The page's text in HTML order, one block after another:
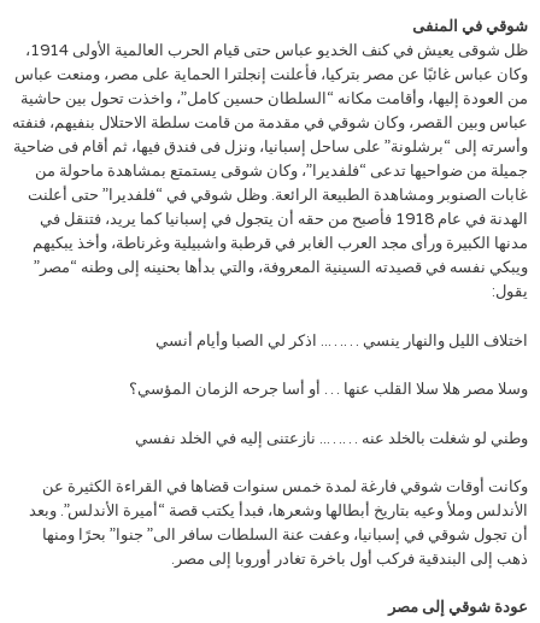
شوقي في المنفى
ظل شوقى يعيش في كنف الخديو عباس حتى قيام الحرب العالمية الأولى 1914،
وكان عباس غائبًا عن مصر بتركيا، فأعلنت إنجلترا الحماية على مصر، ومنعت عباس
من العودة إليها، وأقامت مكانه “السلطان حسين كامل”، واخذت تحول بين حاشية
عباس وبين القصر، وكان شوقي في مقدمة من قامت سلطة الاحتلال بنفيهم، فنفته
وأسرته إلى “برشلونة” على ساحل إسبانيا، ونزل فى فندق فيها، ثم أقام فى ضاحية
جميلة من ضواحيها تدعى “فلفديرا”، وكان شوقى يستمتع بمشاهدة ماحولة من
غابات الصنوبر ومشاهدة الطبيعة الرائعة. وظل شوقي في “فلفديرا” حتى أعلنت
الهدنة في عام 1918 فأصبح من حقه أن يتجول في إسبانيا كما يريد، فتنقل في
مدنها الكبيرة ورأى مجد العرب الغابر في قرطبة واشبيلية وغرناطة، وأخذ يبكيهم
ويبكي نفسه في قصيدته السينية المعروفة، والتي بدأها بحنينه إلى وطنه “مصر”
يقول:
اختلاف الليل والنهار ينسي …….. اذكر لي الصبا وأيام أنسي
وسلا مصر هلا سلا القلب عنها … أو أسا جرحه الزمان المؤسي؟
وطني لو شغلت بالخلد عنه …….. نازعتنى إليه في الخلد نفسي
وكانت أوقات شوقي فارغة لمدة خمس سنوات قضاها في القراءة الكثيرة عن
الأندلس وملأ وعيه بتاريخ أبطالها وشعرها، فبدأ يكتب قصة “أميرة الأندلس”. وبعد
أن تجول شوقي في إسبانيا، وعفت عنة السلطات سافر الى” جنوا” بحرًا ومنها
ذهب إلى البندقية فركب أول باخرة تغادر أوروبا إلى مصر.
عودة شوقي إلى مصر